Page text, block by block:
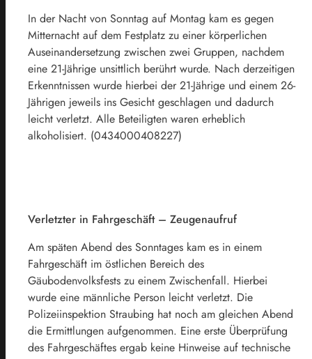
In der Nacht von Sonntag auf Montag kam es gegen
Mitternacht auf dem Festplatz zu einer körperlichen
Auseinandersetzung zwischen zwei Gruppen, nachdem
eine 21-Jährige unsittlich berührt wurde. Nach derzeitigen
Erkenntnissen wurde hierbei der 21-Jährige und einem 26-
Jährigen jeweils ins Gesicht geschlagen und dadurch
leicht verletzt. Alle Beteiligten waren erheblich
alkoholisiert. (0434000408227)
Verletzter in Fahrgeschäft – Zeugenaufruf
Am späten Abend des Sonntages kam es in einem
Fahrgeschäft im östlichen Bereich des
Gäubodenvolksfests zu einem Zwischenfall. Hierbei
wurde eine männliche Person leicht verletzt. Die
Polizeiinspektion Straubing hat noch am gleichen Abend
die Ermittlungen aufgenommen. Eine erste Überprüfung
des Fahrgeschäftes ergab keine Hinweise auf technische